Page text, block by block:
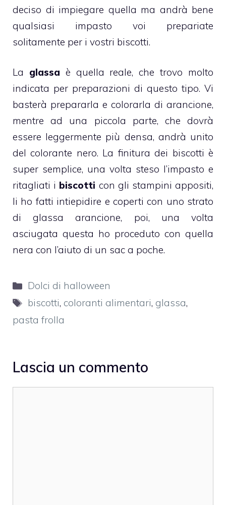
deciso di impiegare quella ma andrà bene
qualsiasi impasto voi prepariate
solitamente per i vostri biscotti.
La glassa è quella reale, che trovo molto
indicata per preparazioni di questo tipo. Vi
basterà prepararla e colorarla di arancione,
mentre ad una piccola parte, che dovrà
essere leggermente più densa, andrà unito
del colorante nero. La finitura dei biscotti è
super semplice, una volta steso l’impasto e
ritagliati i biscotti con gli stampini appositi,
li ho fatti intiepidire e coperti con uno strato
diglassa arancione, poi, una volta
asciugata questa ho proceduto con quella
nera con l’aiuto di un sac a poche.
Categorie
Dolci di halloween
Tag
biscotti, coloranti alimentari, glassa,
pasta frolla
Lascia un commento